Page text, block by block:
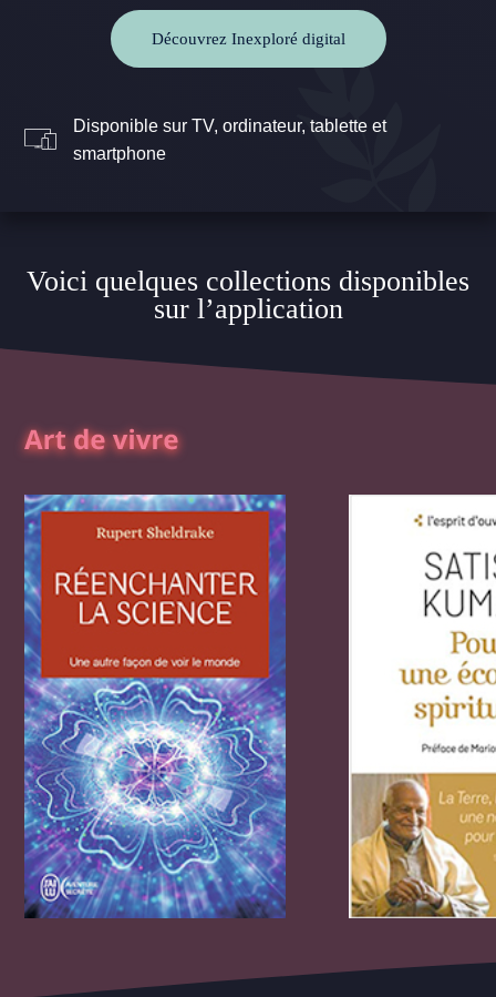
Découvrez Inexploré digital
Disponible sur TV, ordinateur, tablette et
smartphone
Voici quelques collections disponibles
sur l’application